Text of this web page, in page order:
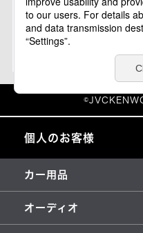
個人のお客様
カー用品
オーディオ